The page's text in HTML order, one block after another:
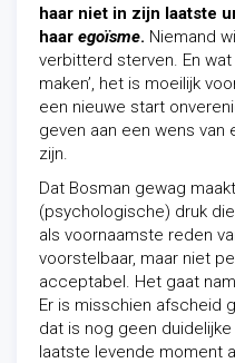
haar niet in zijn laatste
haar egoïsme. Niemand
verbitterd sterven. En
maken’, het is moeilijk
een nieuwe start
geven aan een wens
zijn.
Dat Bosman gewag
(psychologische) druk
als voornaamste reden
voorstelbaar, maar niet
acceptabel. Het gaat
Er is misschien afscheid
dat is nog geen
laatste levende moment